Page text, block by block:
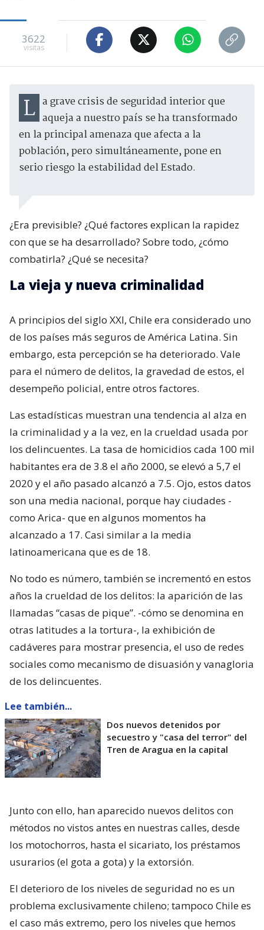
3622
visitas
La grave crisis de seguridad interior que aqueja a nuestro país se ha transformado
en la principal amenaza que afecta a la
población, pero simultáneamente, pone en
serio riesgo la estabilidad del Estado.
¿Era previsible? ¿Qué factores explican la rapidez
con que se ha desarrollado? Sobre todo, ¿cómo
combatirla? ¿Qué se necesita?
La vieja y nueva criminalidad
A principios del siglo XXI, Chile era considerado uno
de los países más seguros de América Latina. Sin
embargo, esta percepción se ha deteriorado. Vale
para el número de delitos, la gravedad de estos, el
desempeño policial, entre otros factores.
Las estadísticas muestran una tendencia al alza en
la criminalidad y a la vez, en la crueldad usada por
los delincuentes. La tasa de homicidios cada 100 mil
habitantes era de 3.8 el año 2000, se elevó a 5,7 el
2020 y el año pasado alcanzó a 7.5. Ojo, estos datos
son una media nacional, porque hay ciudades -
como Arica- que en algunos momentos ha
alcanzado a 17. Casi similar a la media
latinoamericana que es de 18.
No todo es número, también se incrementó en estos
años la crueldad de los delitos: la aparición de las
llamadas “casas de pique”. -cómo se denomina en
otras latitudes a la tortura-, la exhibición de
cadáveres para mostrar presencia, el uso de redes
sociales como mecanismo de disuasión y vanagloria
de los delincuentes.
Lee también...
Dos nuevos detenidos por
secuestro y "casa del terror" del
Tren de Aragua en la capital
Junto con ello, han aparecido nuevos delitos con
métodos no vistos antes en nuestras calles, desde
los motochorros, hasta el sicariato, los préstamos
usurarios (el gota a gota) y la extorsión.
El deterioro de los niveles de seguridad no es un
problema exclusivamente chileno; tampoco Chile es
el caso más extremo, pero los niveles que hemos